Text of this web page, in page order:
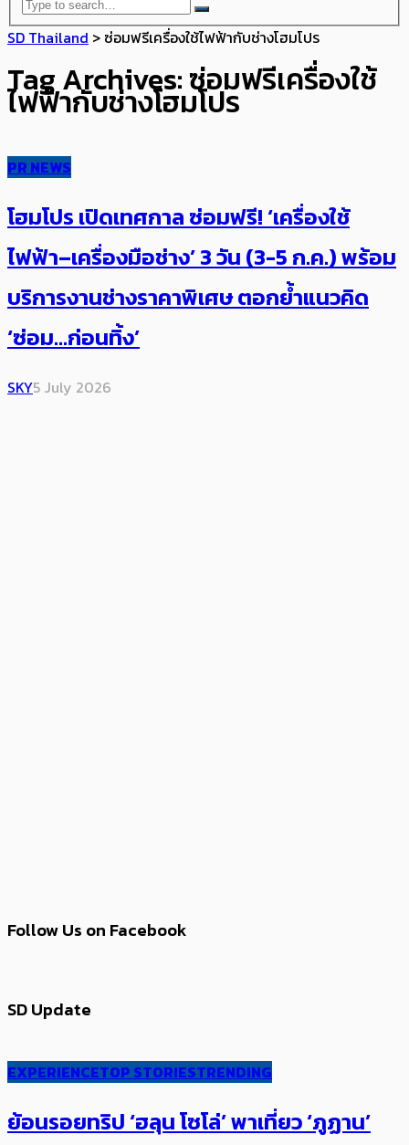
SD Thailand > ซ่อมฟรีเครื่องใช้ไฟฟ้ากับช่างโฮมโปร
Tag Archives: ซ่อมฟรีเครื่องใช้
ไฟฟ้ากับช่างโฮมโปร
PR NEWS
โฮมโปร เปิด​เทศกาล ซ่อมฟรี! ‘เครื่องใช้
ไฟฟ้า–เครื่องมือช่าง’ 3 วัน (3-5 ก.ค.) พร้อม
บริการงานช่างราคาพิเศษ ตอกย้ำแนวคิด
‘ซ่อม…ก่อนทิ้ง’
SKY5 July 2026
Follow Us on Facebook
SD Update
EXPERIENCETOP STORIESTRENDING
ย้อนรอยทริป ‘ฮลุน โซโล่’ ​​พาเที่ยว ‘ภูฏาน’